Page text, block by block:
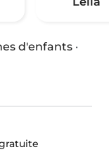
d'enfants ·